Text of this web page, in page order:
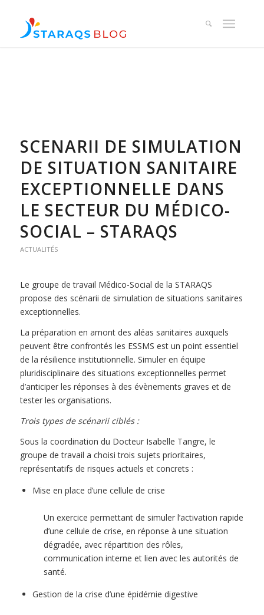
SCENARII DE SIMULATION
DE SITUATION SANITAIRE
EXCEPTIONNELLE DANS
LE SECTEUR DU MÉDICO-
SOCIAL – STARAQS
ACTUALITÉS
Le groupe de travail Médico-Social de la STARAQS
propose des scénarii de simulation de situations sanitaires
exceptionnelles.
La préparation en amont des aléas sanitaires auxquels
peuvent être confrontés les ESSMS est un point essentiel
de la résilience institutionnelle. Simuler en équipe
pluridisciplinaire des situations exceptionnelles permet
d’anticiper les réponses à des évènements graves et de
tester les organisations.
Trois types de scénarii ciblés :
Sous la coordination du Docteur Isabelle Tangre, le
groupe de travail a choisi trois sujets prioritaires,
représentatifs de risques actuels et concrets :
Mise en place d’une cellule de crise
Un exercice permettant de simuler l’activation rapide
d’une cellule de crise, en réponse à une situation
dégradée, avec répartition des rôles,
communication interne et lien avec les autorités de
santé.
Gestion de la crise d’une épidémie digestive